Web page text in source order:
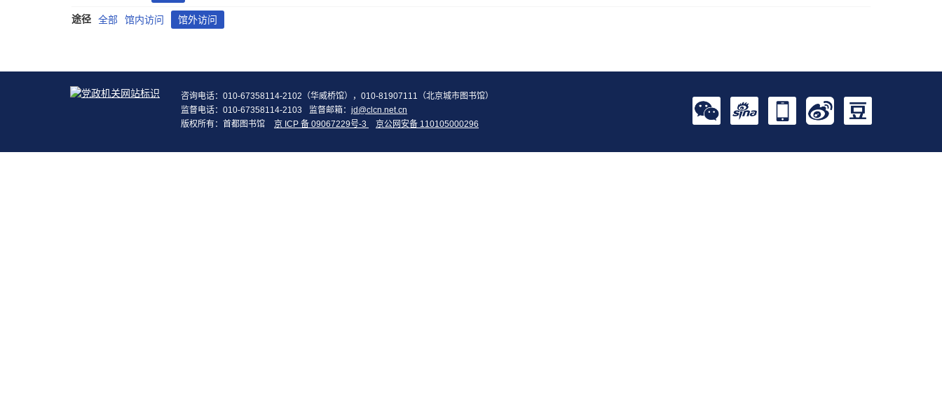
途径 全部 馆内访问 馆外访问
咨询电话：010-67358114-2102（华威桥馆），010-81907111（北京城市图书馆）
监督电话：010-67358114-2103
监督邮箱： jd@clcn.net.cn
版权所有：首都图书馆
京 ICP 备 09067229号-3 京公网安备 110105000296